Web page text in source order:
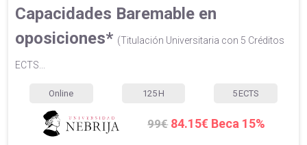
Capacidades Baremable en
oposiciones* (Titulación Universitaria con 5 Créditos
ECTS...
Online 125 H 5 ECTS
99€ 84.15€ Beca 15%